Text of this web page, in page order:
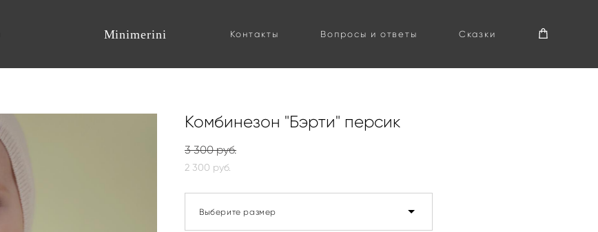
Minimerini Контакты Вопросы и ответы Сказки
Комбинезон "Бэрти" персик
3 300 pуб.
2 300 pуб.
Выберите размер